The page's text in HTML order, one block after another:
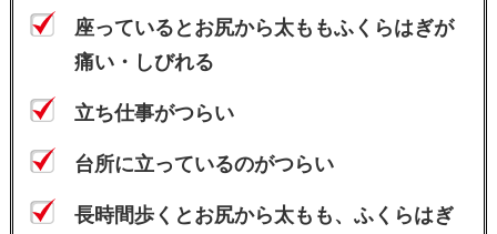
座っているとお尻から太ももふくらはぎが
痛い・しびれる
立ち仕事がつらい
台所に立っているのがつらい
長時間歩くとお尻から太もも、ふくらはぎ